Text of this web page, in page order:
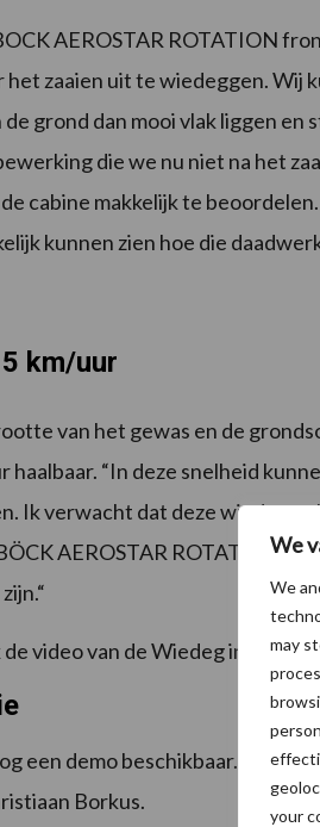
We
We
may
your
AEROSTAR ROTATION
het zaaien uit te wiedeggen. Wij
grond dan mooi vlak liggen en
die we nu niet na het
cabine makkelijk te
kunnen zien hoe die
km/uur
van het gewas en de
haalbaar. “In deze snelheid
Ik verwacht dat deze wiedeg
AEROSTAR ROTATION
video van de Wiedeg in actie.
een demo beschikbaar. Neem
Borkus.